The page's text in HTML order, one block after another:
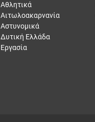
Αθλητικά
Αιτωλοακαρνανία
Αστυνομικά
Δυτική Ελλάδα
Εργασία